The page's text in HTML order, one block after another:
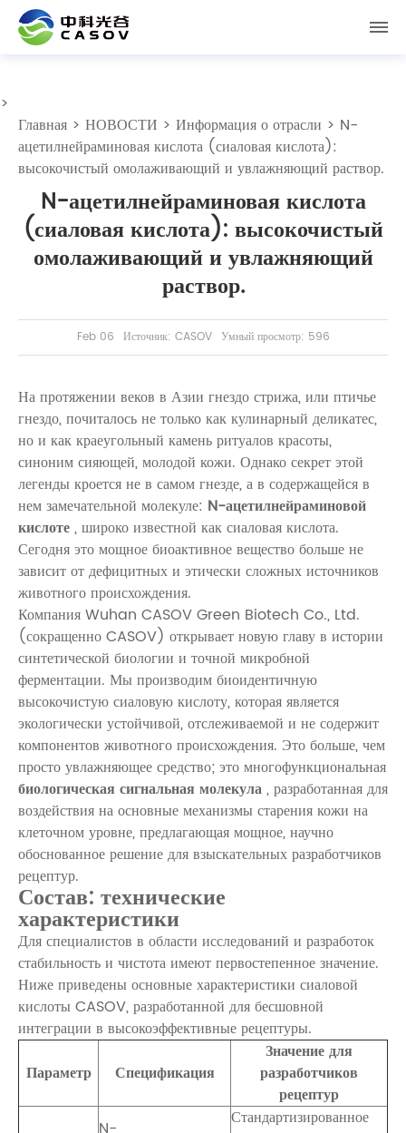
>
Главная > НОВОСТИ > Информация о отрасли > N-
ацетилнейраминовая кислота (сиаловая кислота):
высокочистый омолаживающий и увлажняющий раствор.
N-ацетилнейраминовая кислота
(сиаловая кислота): высокочистый
омолаживающий и увлажняющий
раствор.
Feb 06 Источник: CASOV Умный просмотр: 596
На протяжении веков в Азии гнездо стрижа, или птичье
гнездо, почиталось не только как кулинарный деликатес,
но и как краеугольный камень ритуалов красоты,
синоним сияющей, молодой кожи. Однако секрет этой
легенды кроется не в самом гнезде, а в содержащейся в
нем замечательной молекуле: N-ацетилнейраминовой
кислоте, широко известной как сиаловая кислота.
Сегодня это мощное биоактивное вещество больше не
зависит от дефицитных и этически сложных источников
животного происхождения.
Компания Wuhan CASOV Green Biotech Co., Ltd.
(сокращенно CASOV) открывает новую главу в истории
синтетической биологии и точной микробной
ферментации. Мы производим биоидентичную
высокочистую сиаловую кислоту, которая является
экологически устойчивой, отслеживаемой и не содержит
компонентов животного происхождения. Это больше, чем
просто увлажняющее средство; это многофункциональная
биологическая сигнальная молекула, разработанная для
воздействия на основные механизмы старения кожи на
клеточном уровне, предлагающая мощное, научно
обоснованное решение для взыскательных разработчиков
рецептур.
Состав: технические
характеристики
Для специалистов в области исследований и разработок
стабильность и чистота имеют первостепенное значение.
Ниже приведены основные характеристики сиаловой
кислоты CASOV, разработанной для бесшовной
интеграции в высокоэффективные рецептуры.
Параметр
Спецификация
Значение для
разработчиков
рецептур
Стандартизированное